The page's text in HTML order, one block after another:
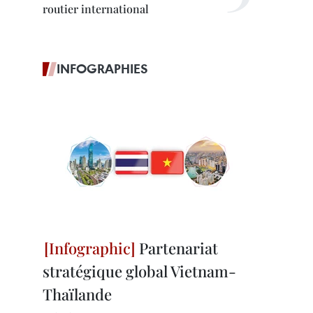
routier international
INFOGRAPHIES
Partenariat
stratégique global Vietnam-
Thaïlande